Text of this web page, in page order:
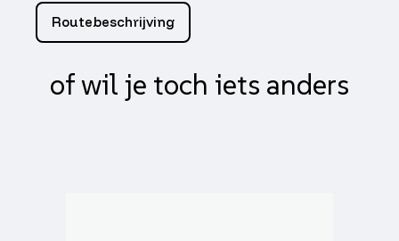
fiddle
jet4-
mio,
orbit
Routebeschrijving
of wil je toch iets anders